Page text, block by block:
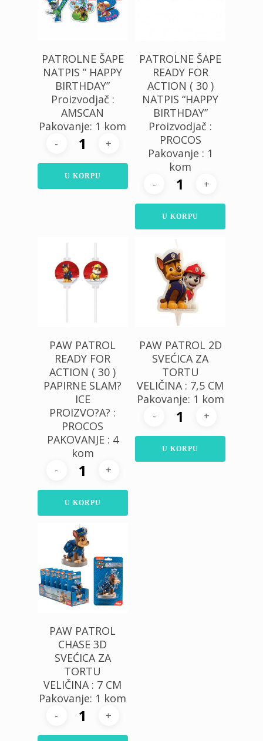
PATROLNE ŠAPE
NATPIS ” HAPPY
BIRTHDAY”
Proizvodjač :
AMSCAN
Pakovanje: 1 kom
U KORPU
PATROLNE ŠAPE
READY FOR
ACTION ( 30 )
NATPIS “HAPPY
BIRTHDAY”
Proizvodjač :
PROCOS
Pakovanje : 1
kom
U KORPU
170,00RSD
PAW PATROL
READY FOR
ACTION ( 30 )
PAPIRNE SLAM?
ICE
PROIZVO?A? :
PROCOS
PAKOVANJE : 4
kom
U KORPU
400,00
PAW PATROL 2D
SVEĆICA ZA
TORTU
VELIČINA : 7,5 CM
Pakovanje: 1 kom
U KORPU
520,00
PAW PATROL
CHASE 3D
SVEĆICA ZA
TORTU
VELIČINA : 7 CM
Pakovanje: 1 kom